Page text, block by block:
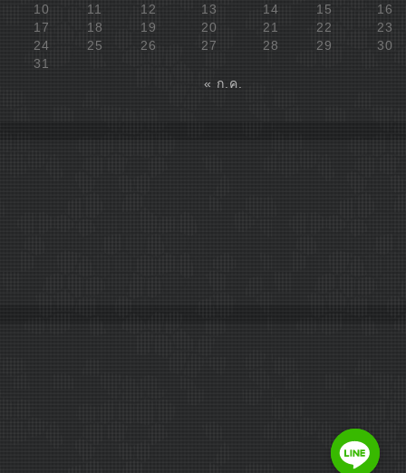
10
11 12 13 14 15
16
17
18 19 20 21 22
23
24
25 26 27 28 29
30
31
« ก.ค.